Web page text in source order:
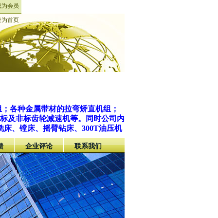
会员
为首页
各种金属带材的拉弯矫直机组；
及非标齿轮减速机等。同时公司内
、镗床、摇臂钻床、300T油压机
企业评论 联系我们